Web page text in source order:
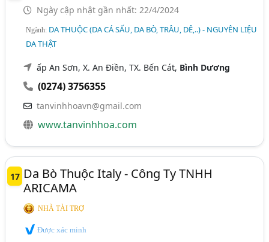
Ngày cập nhật gần nhất: 22/4/2024
Ngành: DA THUỘC (DA CÁ SẤU, DA BÒ, TRÂU, DÊ,..) - NGUYÊN LIỆU
DA THẬT
ấp An Sơn, X. An Điền, TX. Bến Cát, Bình Dương
(0274) 3756355
tanvinhhoavn@gmail.com
www.tanvinhhoa.com
17 Da Bò Thuộc Italy - Công Ty TNHH
ARICAMA
NHÀ TÀI TRỢ
Được xác minh